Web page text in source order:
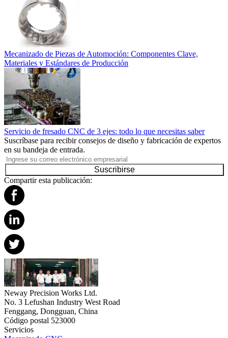
Mecanizado de Piezas de Automoción: Componentes Clave,
Materiales y Estándares de Producción
Servicio de fresado CNC de 3 ejes: todo lo que necesitas saber
Suscríbase para recibir consejos de diseño y fabricación de expertos
en su bandeja de entrada.
Suscribirse
Compartir esta publicación:
Neway Precision Works Ltd.
No. 3 Lefushan Industry West Road
Fenggang, Dongguan, China
Código postal 523000
Servicios